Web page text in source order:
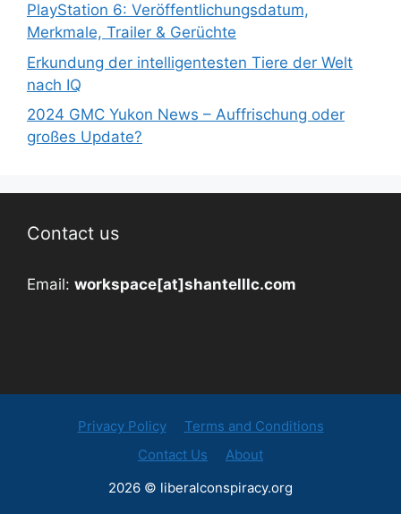
PlayStation 6: Veröffentlichungsdatum,
Merkmale, Trailer & Gerüchte
Erkundung der intelligentesten Tiere der Welt
nach IQ
2024 GMC Yukon News – Auffrischung oder
großes Update?
Contact us
Email: workspace[at]shantelllc.com
Privacy Policy
Terms and Conditions
Contact Us
About
2026 © liberalconspiracy.org